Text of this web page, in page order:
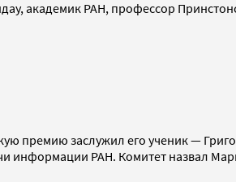
академик РАН, профессор
премию заслужил его ученик —
информации РАН. Комитет назвал